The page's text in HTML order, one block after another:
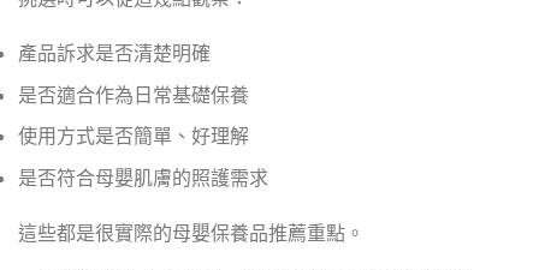
產品訴求是否清楚明確
是否適合作為日常基礎保養
使用方式是否簡單、好理解
是否符合母嬰肌膚的照護需求
這些都是很實際的母嬰保養品推薦重點。